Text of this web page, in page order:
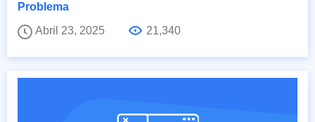
Problema
Abril 23, 2025
21,340